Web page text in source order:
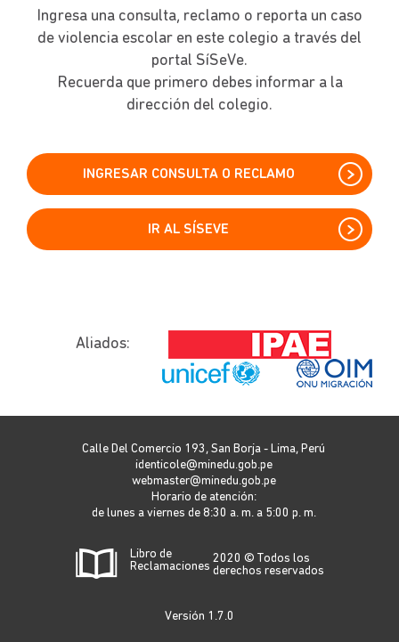
Ingresa una consulta, reclamo o reporta un caso
de violencia escolar en este colegio a través del
portal SíSeVe.
Recuerda que primero debes informar a la
dirección del colegio.
INGRESAR CONSULTA O RECLAMO
IR AL SÍSEVE
Aliados:
Calle Del Comercio 193, San Borja - Lima, Perú
identicole@minedu.gob.pe
webmaster@minedu.gob.pe
Horario de atención:
de lunes a viernes de 8:30 a. m. a 5:00 p. m.
Libro de
Reclamaciones
2020 © Todos los
derechos reservados
Versión 1.7.0